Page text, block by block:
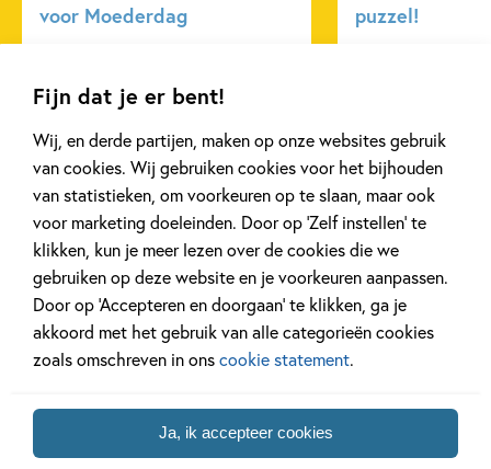
Fijn dat je er bent!
Wij, en derde partijen, maken op onze websites gebruik
van cookies. Wij gebruiken cookies voor het bijhouden
van statistieken, om voorkeuren op te slaan, maar ook
voor marketing doeleinden. Door op ‘Zelf instellen’ te
klikken, kun je meer lezen over de cookies die we
gebruiken op deze website en je voorkeuren aanpassen.
Door op ‘Accepteren en doorgaan’ te klikken, ga je
akkoord met het gebruik van alle categorieën cookies
zoals omschreven in onscookie statement.
Ja, ik accepteer cookies
voor Moederdag
Lees meer
puzzel!
Bekijk alle artikelen
Bekijk ook eens